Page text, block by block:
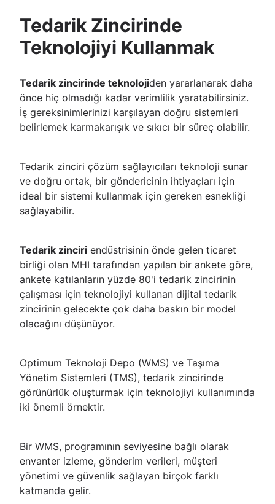
Tedarik Zincirinde
Teknolojiyi Kullanmak
Tedarik zincirinde teknolojiden yararlanarak daha
önce hiç olmadığı kadar verimlilik yaratabilirsiniz.
İş gereksinimlerinizi karşılayan doğru sistemleri
belirlemek karmakarışık ve sıkıcı bir süreç olabilir.
Tedarik zinciri çözüm sağlayıcıları teknoloji sunar
ve doğru ortak, bir göndericinin ihtiyaçları için
ideal bir sistemi kullanmak için gereken esnekliği
sağlayabilir.
Tedarik zinciri endüstrisinin önde gelen ticaret
birliği olan MHI tarafından yapılan bir ankete göre,
ankete katılanların yüzde 80'i tedarik zincirinin
çalışması için teknolojiyi kullanan dijital tedarik
zincirinin gelecekte çok daha baskın bir model
olacağını düşünüyor.
Optimum Teknoloji Depo (WMS) ve Taşıma
Yönetim Sistemleri (TMS), tedarik zincirinde
görünürlük oluşturmak için teknolojiyi kullanımında
iki önemli örnektir.
Bir WMS, programının seviyesine bağlı olarak
envanter izleme, gönderim verileri, müşteri
yönetimi ve güvenlik sağlayan birçok farklı
katmanda gelir.